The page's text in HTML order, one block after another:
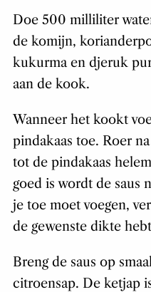
Doe 500 milliliter
de komijn,
kukurma en djeruk
aan de kook.
Wanneer het kookt
pindakaas toe. Roer
tot de pindakaas
goed is wordt de saus
je toe moet voegen,
de gewenste dikte
Breng de saus op
citroensap. De ketjap